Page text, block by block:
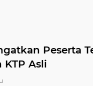
Peserta
Asli